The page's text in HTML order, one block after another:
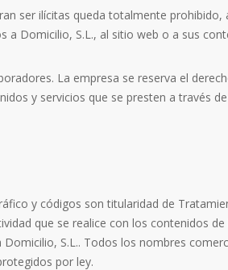
ser ilícitas queda totalmente
Domicilio, S.L., al sitio web o a sus
La empresa se reserva el
y servicios que se presten a través
y códigos son titularidad de
que se realice con los contenidos
S.L.. Todos los nombres
por ley.